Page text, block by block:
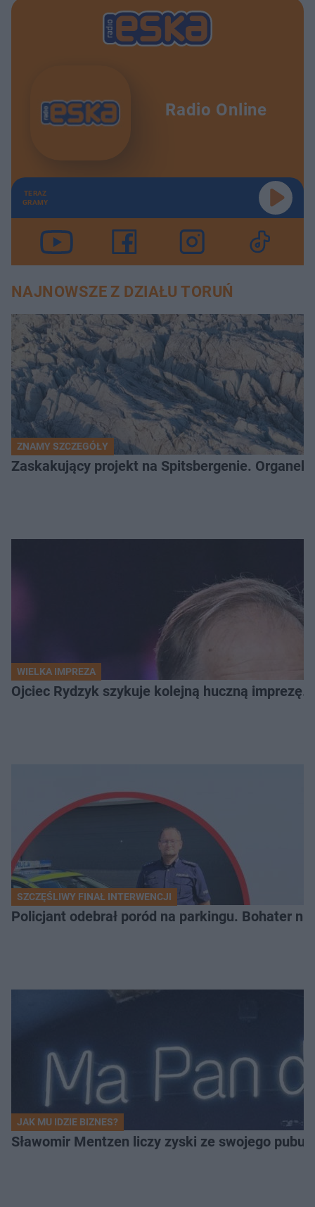
Radio Online
TERAZ
GRAMY
NAJNOWSZE Z DZIAŁU TORUŃ
ZNAMY SZCZEGÓŁY
Zaskakujący projekt na Spitsbergenie.
WIELKA IMPREZA
Ojciec Rydzyk szykuje kolejną huczną imprezę.
SZCZĘŚLIWY FINAŁ INTERWENCJI
Policjant odebrał poród na parkingu. Bohater
JAK MU IDZIE BIZNES?
Sławomir Mentzen liczy zyski ze swojego